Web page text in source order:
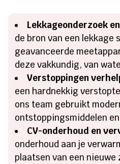
Lekkageonderzoek
de bron van een lekkage
geavanceerde
deze vakkundig, van
Verstoppingen
een hardnekkig
ons team gebruikt
ontstoppingsmiddelen
CV-onderhoud en
onderhoud aan je
plaatsen van een